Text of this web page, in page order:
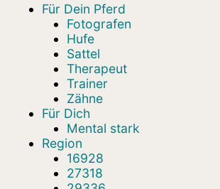
Für Dein Pferd
Fotografen
Hufe
Sattel
Therapeut
Trainer
Zähne
Für Dich
Mental stark
Region
16928
27318